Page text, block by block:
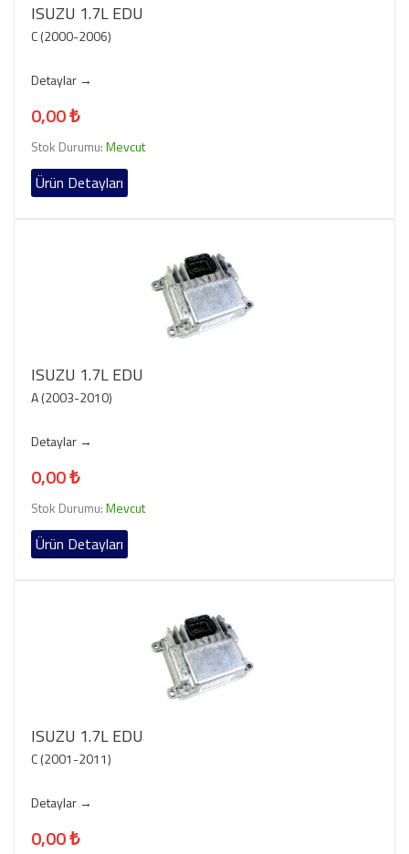
ISUZU 1.7L EDU
C (2000-2006)
Detaylar →
0,00 ₺
Stok Durumu:Mevcut
Ürün Detayları
ISUZU 1.7L EDU
A (2003-2010)
Detaylar →
0,00 ₺
Stok Durumu:Mevcut
Ürün Detayları
ISUZU 1.7L EDU
C (2001-2011)
Detaylar →
0,00 ₺